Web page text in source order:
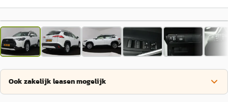
1/30
Ook zakelijk leasen mogelijk